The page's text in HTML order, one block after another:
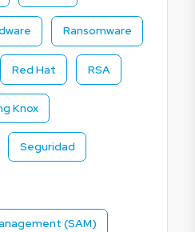
Ransomware
Red Hat RSA
Knox
Seguridad
(SAM)